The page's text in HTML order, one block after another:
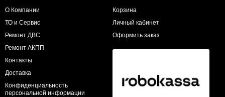
О Компании
ТО и Сервис
​Ремонт ДВС
Ремонт АКПП
Контакты
Доставка
Конфиденциальность
персональной информации
Корзина
Личный кабинет
Оформить заказ